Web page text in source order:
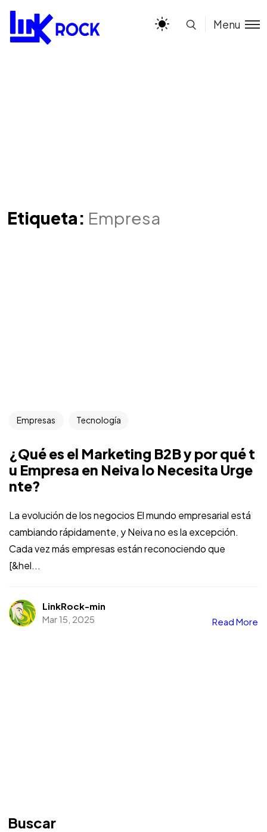
Menu
Etiqueta: Empresa
Empresas Tecnología
¿Qué es el Marketing B2B y por qué t
u Empresa en Neiva lo Necesita Urge
nte?
La evolución de los negocios El mundo empresarial está
cambiando rápidamente, y Neiva no es la excepción.
Cada vez más empresas están reconociendo que
[&hel...
LinkRock-min
Mar 15, 2025
Read More
Buscar